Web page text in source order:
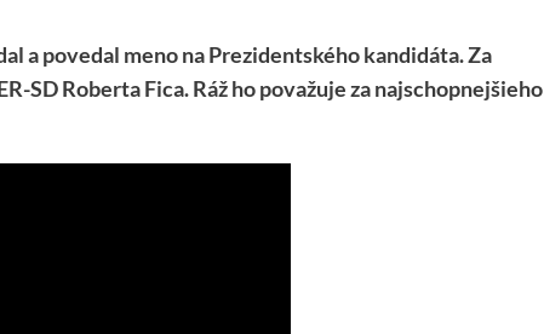
a povedal meno na Prezidentského kandidáta. Za
SD Roberta Fica. Ráž ho považuje za najschopnejšieho